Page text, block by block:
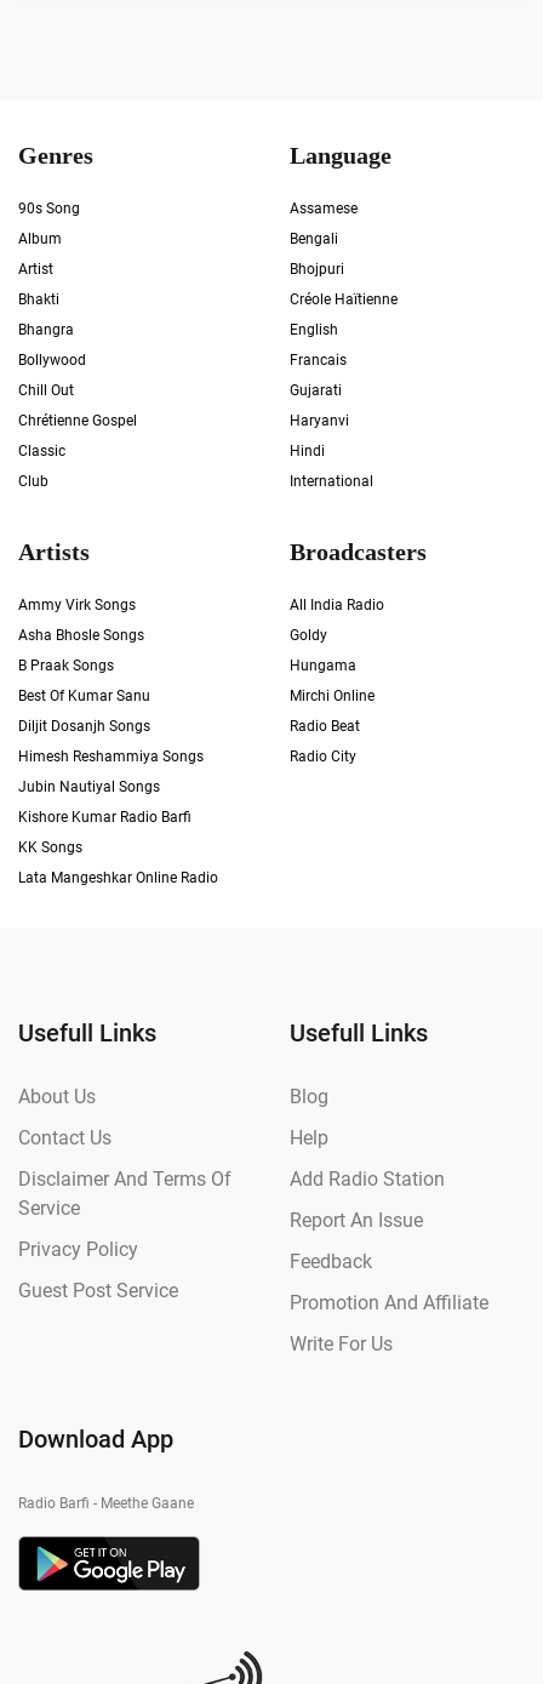
Genres
90s Song
Album
Artist
Bhakti
Bhangra
Bollywood
Chill Out
Chrétienne Gospel
Classic
Club
Language
Assamese
Bengali
Bhojpuri
Créole Haïtienne
English
Francais
Gujarati
Haryanvi
Hindi
International
Artists
Ammy Virk Songs
Asha Bhosle Songs
B Praak Songs
Best Of Kumar Sanu
Diljit Dosanjh Songs
Himesh Reshammiya Songs
Jubin Nautiyal Songs
Kishore Kumar Radio Barfi
KK Songs
Lata Mangeshkar Online Radio
Broadcasters
All India Radio
Goldy
Hungama
Mirchi Online
Radio Beat
Radio City
Usefull Links
About Us
Contact Us
Disclaimer And Terms Of
Service
Privacy Policy
Guest Post Service
Usefull Links
Blog
Help
Add Radio Station
Report An Issue
Feedback
Promotion And Affiliate
Write For Us
Download App
Radio Barfi - Meethe Gaane